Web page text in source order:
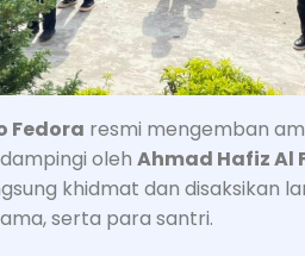
Fedora resmi mengemban
oleh Ahmad Hafiz Al
khidmat dan disaksikan
serta para santri.